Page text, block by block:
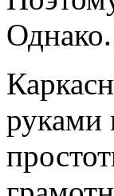
Однако.
руками